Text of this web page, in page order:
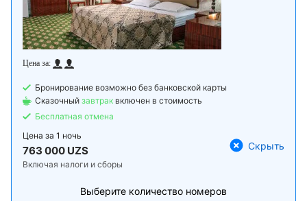
Бронирование возможно без банковской карты
Сказочный завтрак включен в стоимость
Бесплатная отмена
Цена за 1 ночь
763 000 UZS
Включая налоги и сборы
Скрыть
Выберите количество номеров